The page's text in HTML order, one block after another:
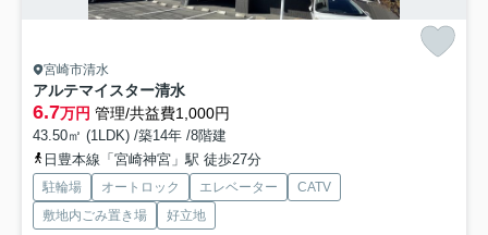
宮崎市清水
アルテマイスター清水
6.7万円 管理/共益費1,000円
43.50㎡ (1LDK) /築14年 /8階建
日豊本線「宮崎神宮」駅 徒歩27分
駐輪場 オートロック エレベーター
CATV
敷地内ごみ置き場
好立地